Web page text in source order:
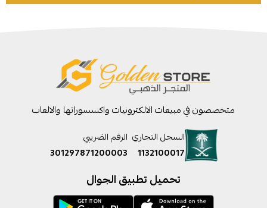
متخصصون في مبيعات الالكترونيات واكسسوراتها والالعاب
السجل التجاري
1132100017
الرقم الضريبي
301297871200003
تحميل تطبيق الجوال